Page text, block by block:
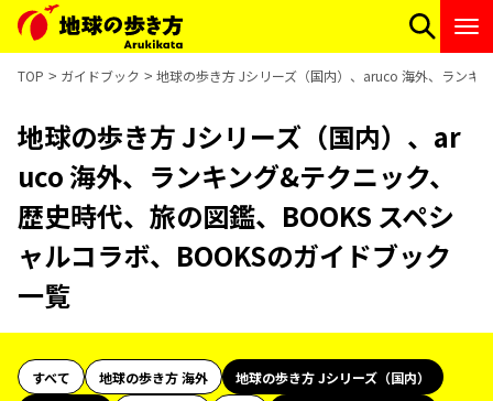
TOP ガイドブック 地球の歩き方 Jシリーズ（国内）、aruco 海外、ランキ
地球の歩き方 Jシリーズ（国内）、ar
uco 海外、ランキング&テクニック、
歴史時代、旅の図鑑、BOOKS スペシ
ャルコラボ、BOOKSのガイドブック
一覧
すべて 地球の歩き方 海外
地球の歩き方 Jシリーズ（国内）